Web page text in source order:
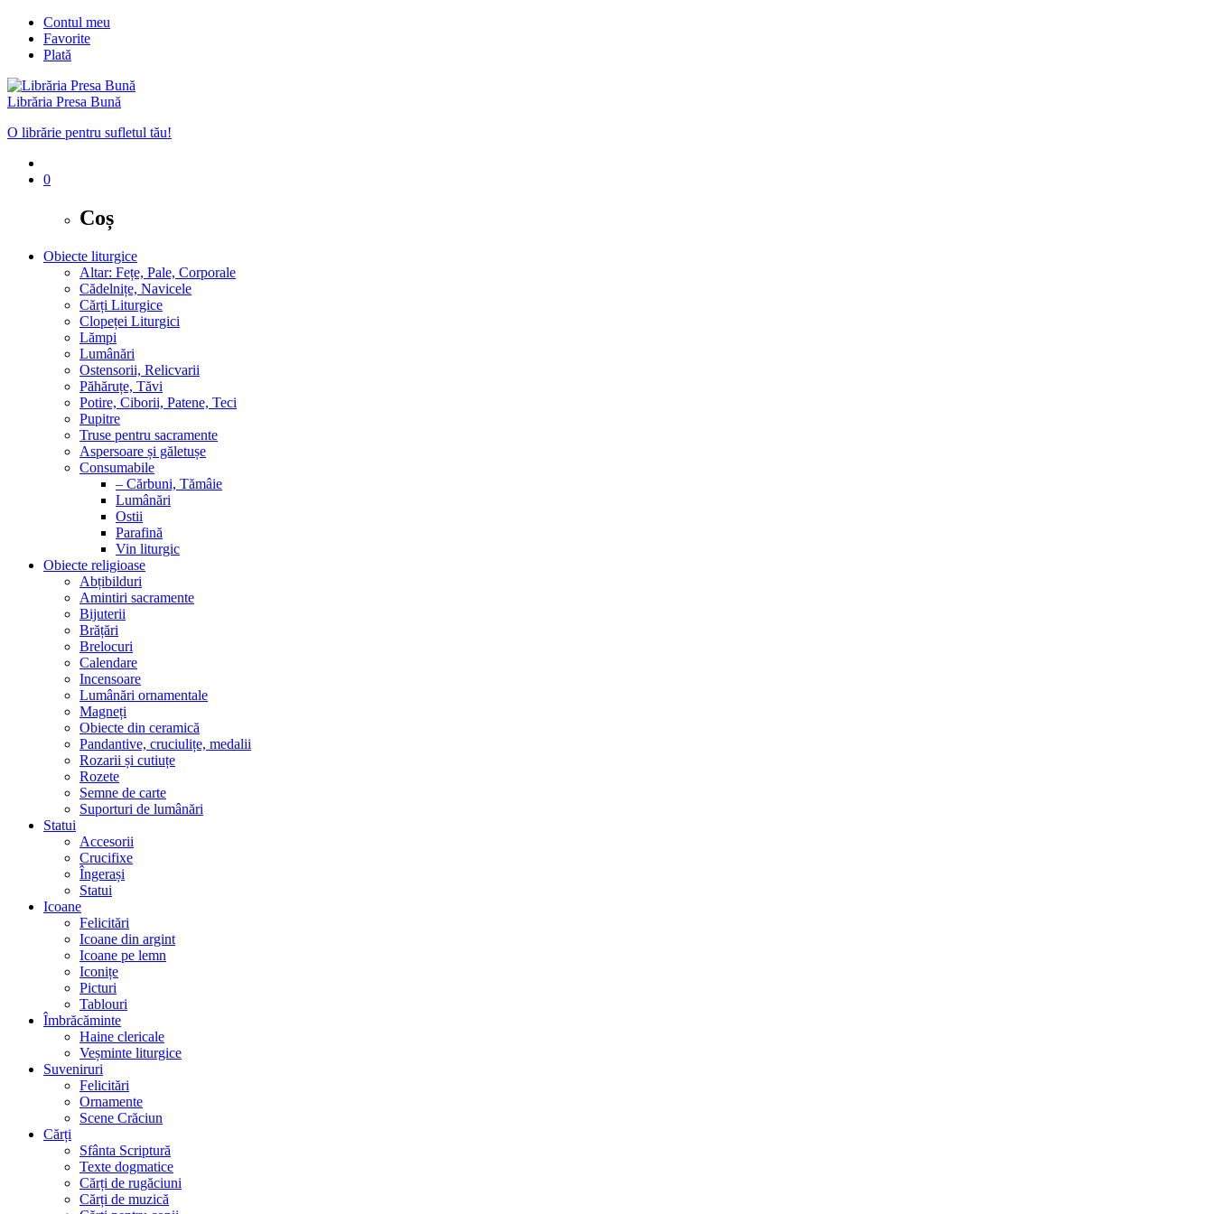
Contul meu
Favorite
Plată
Librăria Presa Bună
O librărie pentru sufletul tău!
0
Coș
Obiecte liturgice
Altar: Fețe, Pale, Corporale
Cădelnițe, Navicele
Cărți Liturgice
Clopeței Liturgici
Lămpi
Lumânări
Ostensorii, Relicvarii
Păhăruțe, Tăvi
Potire, Ciborii, Patene, Teci
Pupitre
Truse pentru sacramente
Aspersoare și găletușe
Consumabile
– Cărbuni, Tămâie
Lumânări
Ostii
Parafină
Vin liturgic
Obiecte religioase
Abțibilduri
Amintiri sacramente
Bijuterii
Brățări
Brelocuri
Calendare
Incensoare
Lumânări ornamentale
Magneți
Obiecte din ceramică
Pandantive, cruciulițe, medalii
Rozarii și cutiuțe
Rozete
Semne de carte
Suporturi de lumânări
Statui
Accesorii
Crucifixe
Îngerași
Statui
Icoane
Felicitări
Icoane din argint
Icoane pe lemn
Iconițe
Picturi
Tablouri
Îmbrăcăminte
Haine clericale
Veșminte liturgice
Suveniruri
Felicitări
Ornamente
Scene Crăciun
Cărți
Sfânta Scriptură
Texte dogmatice
Cărți de rugăciuni
Cărți de muzică